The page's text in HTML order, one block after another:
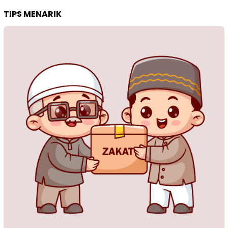
TIPS MENARIK